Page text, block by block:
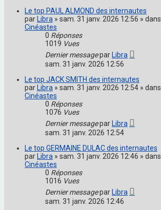
Le top PAUL ALMOND des internautes
parLibra » sam. 31 janv. 2026 12:56 » dans
Cinéastes
0 Réponses
1019 Vues
Dernier messageparLibra
sam. 31 janv. 2026 12:56
Le top JACK SMITH des internautes
parLibra » sam. 31 janv. 2026 12:54 » dans
Cinéastes
0 Réponses
1076 Vues
Dernier messageparLibra
sam. 31 janv. 2026 12:54
Le top GERMAINE DULAC des internautes
parLibra » sam. 31 janv. 2026 12:46 » dans
Cinéastes
0 Réponses
1016 Vues
Dernier messageparLibra
sam. 31 janv. 2026 12:46